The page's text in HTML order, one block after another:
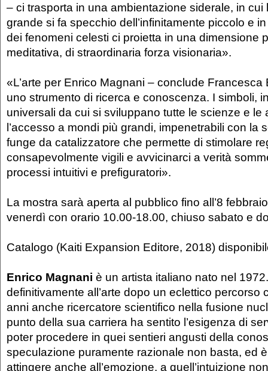
– ci trasporta in una ambientazione siderale, in cui
grande si fa specchio dell’infinitamente piccolo e
dei fenomeni celesti ci proietta in una dimensione
meditativa, di straordinaria forza visionaria».
«L’arte per Enrico Magnani – conclude Francesca
uno strumento di ricerca e conoscenza. I simboli,
universali da cui si sviluppano tutte le scienze e le
l’accesso a mondi più grandi, impenetrabili con la
funge da catalizzatore che permette di stimolare
consapevolmente vigili e avvicinarci a verità
processi intuitivi e prefiguratori».
La mostra sarà aperta al pubblico fino all’8
venerdì con orario 10.00-18.00, chiuso sabato e
Catalogo (Kaiti Expansion Editore, 2018)
Enrico Magnani è un artista italiano nato nel
definitivamente all’arte dopo un eclettico percorso
anni anche ricercatore scientifico nella fusione
punto della sua carriera ha sentito l’esigenza di
poter procedere in quei sentieri angusti della
speculazione puramente razionale non basta, ed
attingere anche all’emozione, a quell’intuizione